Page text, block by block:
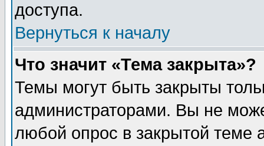
доступа.
Вернуться к началу
Что значит «Тема закрыта»?
Темы могут быть закрыты
администраторами. Вы не
любой опрос в закрытой теме